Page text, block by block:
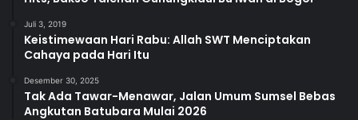
Juli 3, 2019
Keistimewaan Hari Rabu: Allah SWT Menciptakan
Cahaya pada Hari Itu
Desember 30, 2025
Tak Ada Tawar-Menawar, Jalan Umum Sumsel Bebas
Angkutan Batubara Mulai 2026